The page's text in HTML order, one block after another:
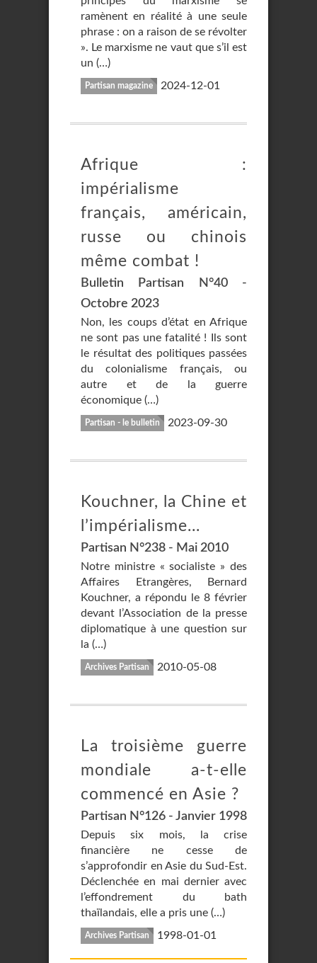
ramènent en réalité à une seule
phrase : on a raison de se révolter
». Le marxisme ne vaut que s’il est
un (…)
Partisan magazine 2024-12-01
Afrique :
impérialisme
français, américain,
russe ou chinois
même combat !
Bulletin Partisan N°40 -
Octobre 2023
Non, les coups d’état en Afrique
ne sont pas une fatalité ! Ils sont
le résultat des politiques passées
du colonialisme français, ou
autre et de la guerre
économique (…)
Partisan - le bulletin 2023-09-30
Kouchner, la Chine et
l’impérialisme...
Partisan N°238 - Mai 2010
Notre ministre « socialiste » des
Affaires Etrangères, Bernard
Kouchner, a répondu le 8 février
devant l’Association de la presse
diplomatique à une question sur
la (…)
Archives Partisan 2010-05-08
La troisième guerre
mondiale a-t-elle
commencé en Asie ?
Partisan N°126 - Janvier 1998
Depuis six mois, la crise
financière ne cesse de
s’approfondir en Asie du Sud-Est.
Déclenchée en mai dernier avec
l’effondrement du bath
thaïlandais, elle a pris une (…)
Archives Partisan 1998-01-01